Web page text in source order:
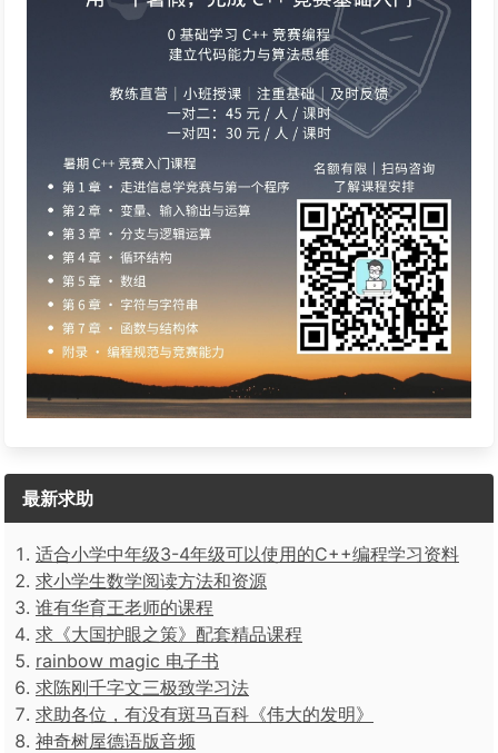
最新求助
适合小学中年级3-4年级可以使用的C++编程学习资料
求小学生数学阅读方法和资源
谁有华育王老师的课程
求《大国护眼之策》配套精品课程
rainbow magic 电子书
求陈刚千字文三极致学习法
求助各位，有没有斑马百科《伟大的发明》
神奇树屋德语版音频